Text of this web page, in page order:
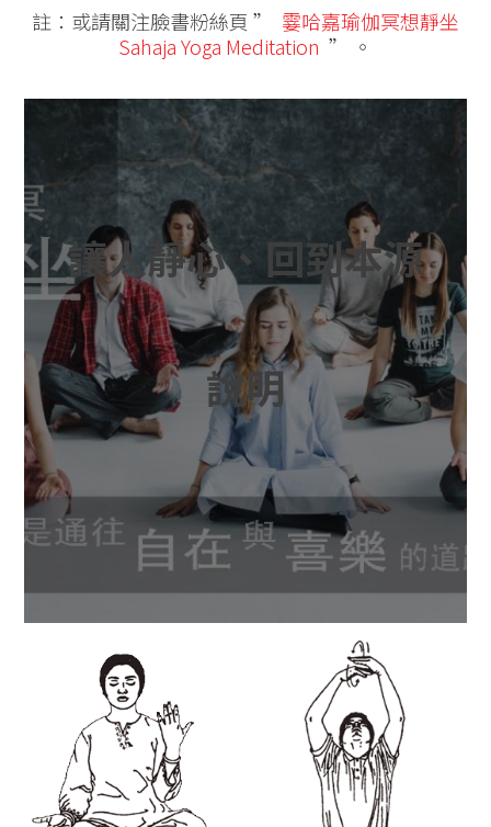
註：或請關注臉書粉絲頁 ” 霎哈嘉瑜伽冥想靜坐
Sahaja Yoga Meditation ” 。
讓人靜心、回到本源
說明